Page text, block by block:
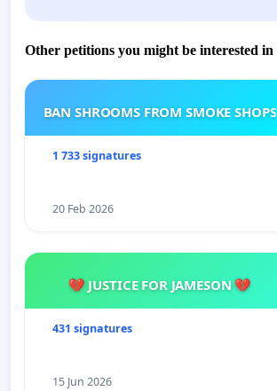
Other petitions you might be interested in
BAN SHROOMS FROM SMOKE SHOPS
1 733 signatures
20 Feb 2026
💔 JUSTICE FOR JAMESON 💔
431 signatures
15 Jun 2026